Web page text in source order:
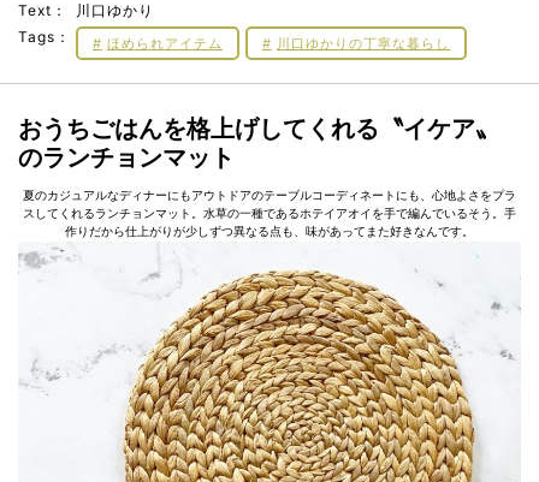
Text：
川口ゆかり
Tags：
ほめられアイテム 川口ゆかりの丁寧な暮らし
おうちごはんを格上げしてくれる〝イケア〟
のランチョンマット
夏のカジュアルなディナーにもアウトドアのテーブルコーディネートにも、心地よさをプラ
スしてくれるランチョンマット。水草の一種であるホテイアオイを手で編んでいるそう。手
作りだから仕上がりが少しずつ異なる点も、味があってまた好きなんです。